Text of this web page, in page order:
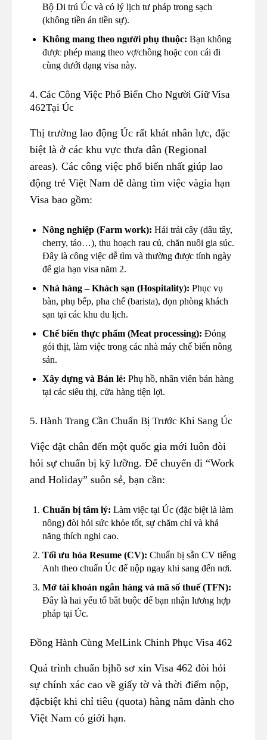
Bộ Di trú Úc và có lý lịch tư pháp trong sạch
(không tiền án tiền sự).
Không mang theo người phụ thuộc: Bạn không
được phép mang theo vợ/chồng hoặc con cái đi
cùng dưới dạng visa này.
4. Các Công Việc Phổ Biến Cho Người Giữ Visa
462Tại Úc
Thị trường lao động Úc rất khát nhân lực, đặc
biệt là ở các khu vực thưa dân (Regional
areas). Các công việc phổ biến nhất giúp lao
động trẻ Việt Nam dễ dàng tìm việc vàgia hạn
Visa bao gồm:
Nông nghiệp (Farm work): Hái trái cây (dâu tây,
cherry, táo…), thu hoạch rau củ, chăn nuôi gia súc.
Đây là công việc dễ tìm và thường được tính ngày
để gia hạn visa năm 2.
Nhà hàng – Khách sạn (Hospitality): Phục vụ
bàn, phụ bếp, pha chế (barista), dọn phòng khách
sạn tại các khu du lịch.
Chế biến thực phẩm (Meat processing): Đóng
gói thịt, làm việc trong các nhà máy chế biến nông
sản.
Xây dựng và Bán lẻ: Phụ hồ, nhân viên bán hàng
tại các siêu thị, cửa hàng tiện lợi.
5. Hành Trang Cần Chuẩn Bị Trước Khi Sang Úc
Việc đặt chân đến một quốc gia mới luôn đòi
hỏi sự chuẩn bị kỹ lưỡng. Để chuyến đi “Work
and Holiday” suôn sẻ, bạn cần:
Chuẩn bị tâm lý: Làm việc tại Úc (đặc biệt là làm
nông) đòi hỏi sức khỏe tốt, sự chăm chỉ và khả
năng thích nghi cao.
Tối ưu hóa Resume (CV): Chuẩn bị sẵn CV tiếng
Anh theo chuẩn Úc để nộp ngay khi sang đến nơi.
Mở tài khoản ngân hàng và mã số thuế (TFN):
Đây là hai yếu tố bắt buộc để bạn nhận lương hợp
pháp tại Úc.
Đồng Hành Cùng MelLink Chinh Phục Visa 462
Quá trình chuẩn bịhồ sơ xin Visa 462 đòi hỏi
sự chính xác cao về giấy tờ và thời điểm nộp,
đặcbiệt khi chỉ tiêu (quota) hàng năm dành cho
Việt Nam có giới hạn.